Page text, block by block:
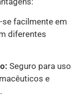
se facilmente em
diferentes
Seguro para uso
e